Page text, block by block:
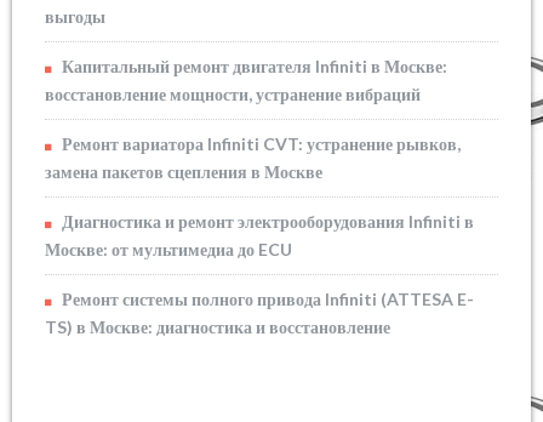
выгоды
Капитальный ремонт двигателя Infiniti в Москве:
восстановление мощности, устранение вибраций
Ремонт вариатора Infiniti CVT: устранение рывков,
замена пакетов сцепления в Москве
Диагностика и ремонт электрооборудования Infiniti в
Москве: от мультимедиа до ECU
Ремонт системы полного привода Infiniti (ATTESA E-
TS) в Москве: диагностика и восстановление